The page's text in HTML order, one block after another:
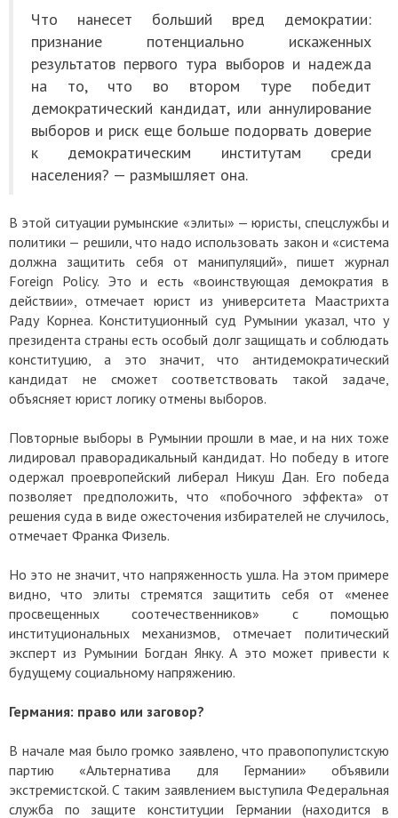
Что нанесет больший вред демократии:
признание потенциально искаженных
результатов первого тура выборов и надежда
на то, что во втором туре победит
демократический кандидат, или аннулирование
выборов и риск еще больше подорвать доверие
к демократическим институтам среди
населения? — размышляет она.
В этой ситуации румынские «элиты» — юристы, спецслужбы и
политики — решили, что надо использовать закон и «система
должна защитить себя от манипуляций», пишет журнал
Foreign Policy. Это и есть «воинствующая демократия в
действии», отмечает юрист из университета Маастрихта
Раду Корнеа. Конституционный суд Румынии указал, что у
президента страны есть особый долг защищать и соблюдать
конституцию, а это значит, что антидемократический
кандидат не сможет соответствовать такой задаче,
объясняет юрист логику отмены выборов.
Повторные выборы в Румынии прошли в мае, и на них тоже
лидировал праворадикальный кандидат. Но победу в итоге
одержал проевропейский либерал Никуш Дан. Его победа
позволяет предположить, что «побочного эффекта» от
решения суда в виде ожесточения избирателей не случилось,
отмечает Франка Физель.
Но это не значит, что напряженность ушла. На этом примере
видно, что элиты стремятся защитить себя от «менее
просвещенных соотечественников» с помощью
институциональных механизмов, отмечает политический
эксперт из Румынии Богдан Янку. А это может привести к
будущему социальному напряжению.
Германия: право или заговор?
В начале мая было громко заявлено, что правопопулистскую
партию «Альтернатива для Германии» объявили
экстремистской. С таким заявлением выступила Федеральная
служба по защите конституции Германии (находится в